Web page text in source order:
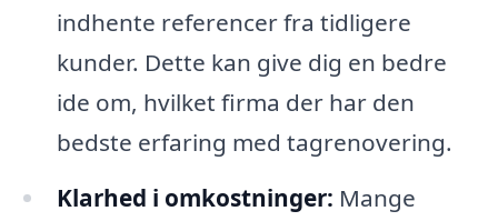
indhente referencer fra tidligere
kunder. Dette kan give dig en bedre
ide om, hvilket firma der har den
bedste erfaring med tagrenovering.
Klarhed i omkostninger: Mange